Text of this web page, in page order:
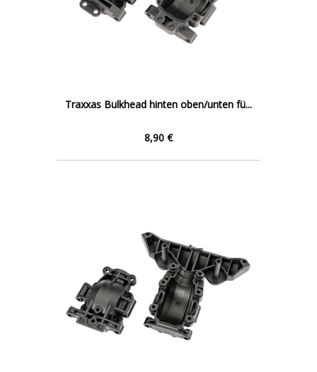
Traxxas Bulkhead hinten oben/unten fü...
8,90 €